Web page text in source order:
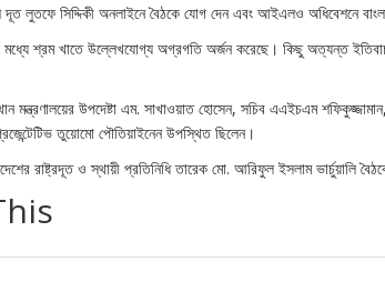
দূত লুতফে সিদ্দিকী অনলাইনে বৈঠকে যোগ দেন এবং আইএলও অধিবেশনে
শ্রম খাতে উল্লেখযোগ্য অগ্রগতি অর্জন করেছে। কিছু অত্যন্ত
মন্ত্রণালয়ের উপদেষ্টা এম. সাখাওয়াত হোসেন, সচিব এএইচএম
তুয়োমো পৌতিয়াইনেন উপস্থিত ছিলেন।
রাষ্ট্রদূত ও স্থায়ী প্রতিনিধি তারেক মো. আরিফুল ইসলাম ভার্চুয়ালি